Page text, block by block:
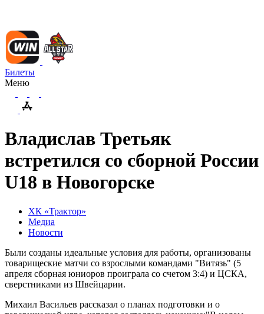
Билеты
Меню
Владислав Третьяк
встретился со сборной России
U18 в Новогорске
ХК «Трактор»
Медиа
Новости
Были созданы идеальные условия для работы, организованы
товарищеские матчи со взрослыми командами "Витязь" (5
апреля сборная юниоров проиграла со счетом 3:4) и ЦСКА,
сверстниками из Швейцарии.
Михаил Васильев рассказал о планах подготовки и о